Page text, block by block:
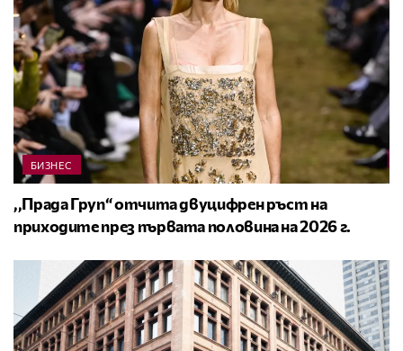
БИЗНЕС
,,Прада Груп“ отчита двуцифрен ръст на
приходите през първата половина на 2026 г.